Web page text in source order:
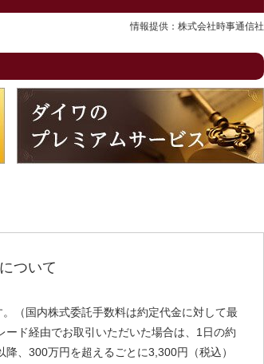
情報提供：株式会社時事通信社
ついて
（国内株式委託手数料は約定代金に対して最
ド経由でお取引いただいた場合は、1日の約
、300万円を超えるごとに3,300円（税込）